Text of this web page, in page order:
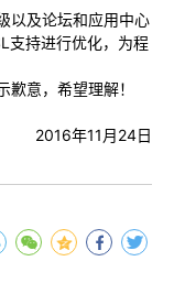
以及论坛和应用中心
支持进行优化，为程
意，希望理解！
2016年11月24日